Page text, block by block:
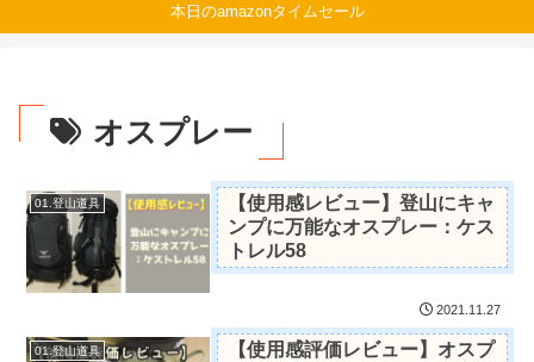
本日のamazonタイムセール
オスプレー
01.登山道具
【使用感レビュー】登山にキャ
ンプに万能なオスプレー：ケス
トレル58
2021.11.27
01.登山道具
【使用感評価レビュー】オスプ